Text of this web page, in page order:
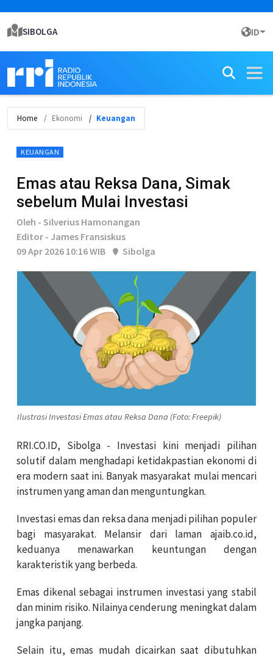
SIBOLGA ID
Home Ekonomi Keuangan
KEUANGAN
Emas atau Reksa Dana, Simak
sebelum Mulai Investasi
Oleh - Silverius Hamonangan
Editor - James Fransiskus
09 Apr 2026 10:16 WIB
Sibolga
Ilustrasi Investasi Emas atau Reksa Dana (Foto: Freepik)
RRI.CO.ID, Sibolga - Investasi kini menjadi pilihan
solutif dalam menghadapi ketidakpastian ekonomi di
era modern saat ini. Banyak masyarakat mulai mencari
instrumen yang aman dan menguntungkan.
Investasi emas dan reksa dana menjadi pilihan populer
bagi masyarakat. Melansir dari laman ajaib.co.id,
keduanya menawarkan keuntungan dengan
karakteristik yang berbeda.
Emas dikenal sebagai instrumen investasi yang stabil
dan minim risiko. Nilainya cenderung meningkat dalam
jangka panjang.
Selain itu, emas mudah dicairkan saat dibutuhkan